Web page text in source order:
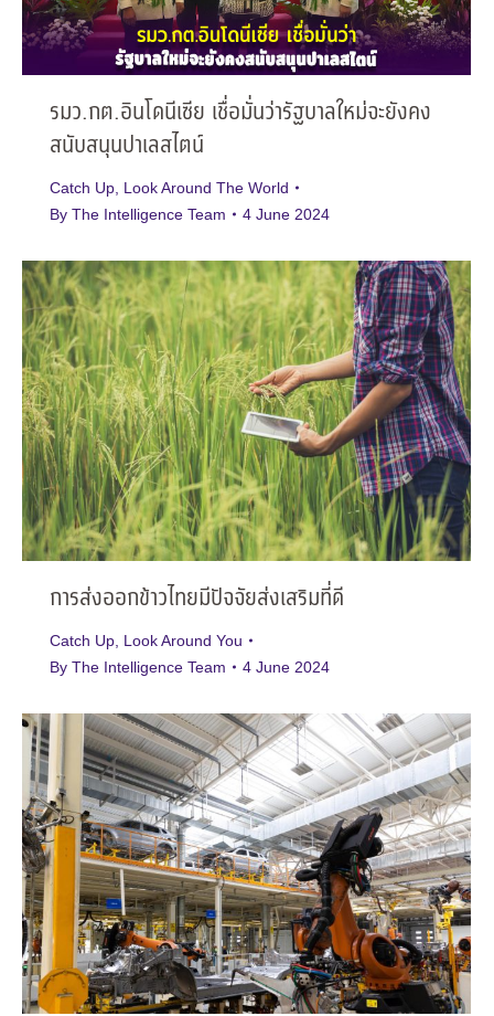
รมว.กต.อินโดนีเซีย เชื่อมั่นว่ารัฐบาลใหม่จะยังคง
สนับสนุนปาเลสไตน์
Catch Up, Look Around The World
By The Intelligence Team 4 June 2024
การส่งออกข้าวไทยมีปัจจัยส่งเสริมที่ดี
Catch Up Look Around You
By The Intelligence Team 4 June 2024